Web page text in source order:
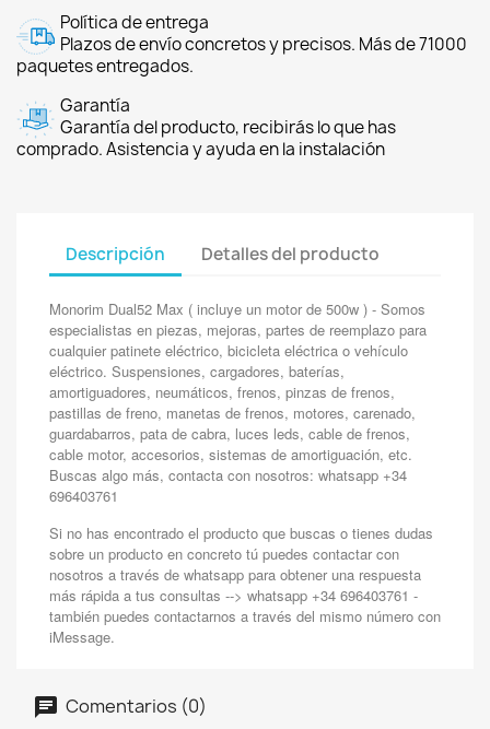
Política de entrega
Plazos de envío concretos y precisos. Más de 71000
paquetes entregados.
Garantía
Garantía del producto, recibirás lo que has
comprado. Asistencia y ayuda en la instalación
Descripción Detalles del producto
Monorim Dual52 Max ( incluye un motor de 500w ) - Somos
especialistas en piezas, mejoras, partes de reemplazo para
cualquier patinete eléctrico, bicicleta eléctrica o vehículo
eléctrico. Suspensiones, cargadores, baterías,
amortiguadores, neumáticos, frenos, pinzas de frenos,
pastillas de freno, manetas de frenos, motores, carenado,
guardabarros, pata de cabra, luces leds, cable de frenos,
cable motor, accesorios, sistemas de amortiguación, etc.
Buscas algo más, contacta con nosotros: whatsapp +34
696403761
Si no has encontrado el producto que buscas o tienes dudas
sobre un producto en concreto tú puedes contactar con
nosotros a través de whatsapp para obtener una respuesta
más rápida a tus consultas --> whatsapp +34 696403761 -
también puedes contactarnos a través del mismo número con
iMessage.
Comentarios (0)